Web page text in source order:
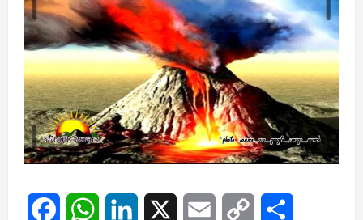
FacebookWhatsAppLinkedIn Email
Copy